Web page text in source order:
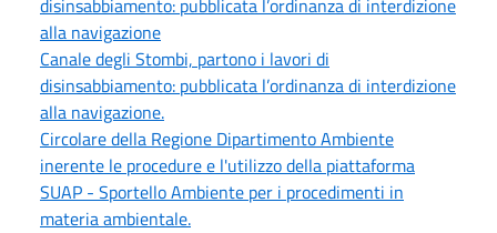
alla navigazione
Canale degli Stombi, partono i lavori di
disinsabbiamento: pubblicata l’ordinanza di interdizione
alla navigazione.
Circolare della Regione Dipartimento Ambiente
inerente le procedure e l'utilizzo della piattaforma
SUAP - Sportello Ambiente per i procedimenti in
materia ambientale.